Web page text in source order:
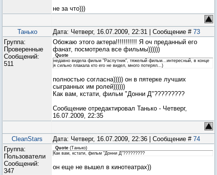
не за что)))
Танько Дата: Четверг, 16.07.2009, 22:31 | Сообщение # 73
Группа:
Проверенные
Сообщений:
511
Обожаю этого актера!!!!!!!!!!! Я оч преданный его
фанат, посмотрела все фильмы))))))
Quote
недавно видела фильм "Распутник", тяжелый фильм...интересный, в конце
я сильно плакала кто его не видел, много потерял...)
полностью согласна))))) он в пятерке лучших
сыгранных им ролей))))))
Как вам, кстати, фильм "Донни Д"?????????
Сообщение отредактировал Танько - Четверг,
16.07.2009, 22:35
CleanStars Дата: Четверг, 16.07.2009, 22:36 | Сообщение # 74
Группа:
Пользователи
Сообщений:
347
Quote (Танько)
Как вам, кстати, фильм "Донни Д"?????????
он еще не вышел в кинотеатрах))